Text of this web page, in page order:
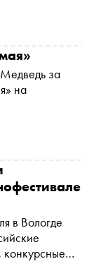
века, где
за
на
в Вологде